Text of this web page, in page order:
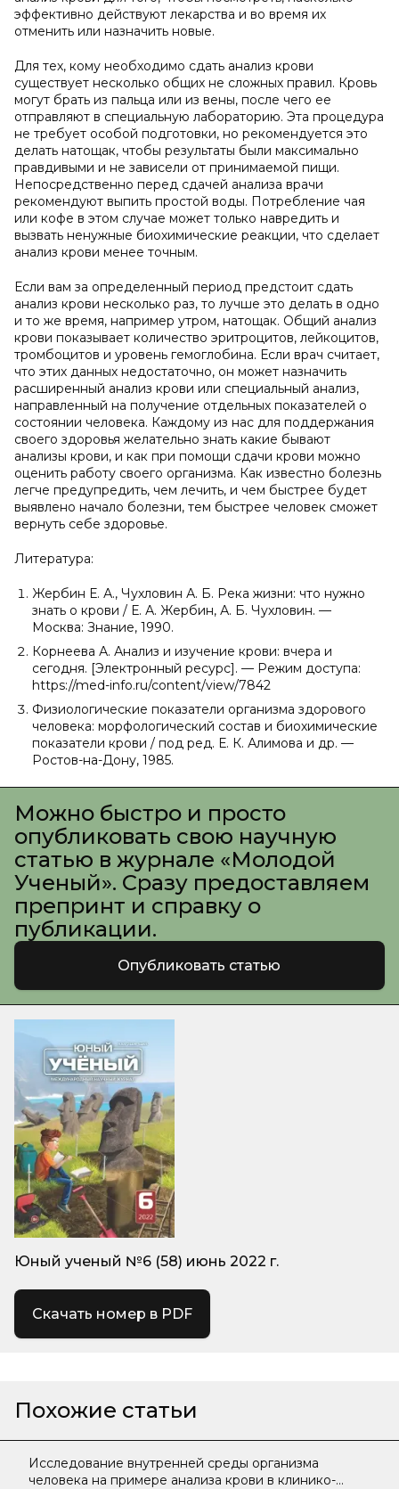
эффективно действуют лекарства и во время их
отменить или назначить новые.
Для тех, кому необходимо сдать анализ крови
существует несколько общих не сложных правил. Кровь
могут брать из пальца или из вены, после чего ее
отправляют в специальную лабораторию. Эта процедура
не требует особой подготовки, но рекомендуется это
делать натощак, чтобы результаты были максимально
правдивыми и не зависели от принимаемой пищи.
Непосредственно перед сдачей анализа врачи
рекомендуют выпить простой воды. Потребление чая
или кофе в этом случае может только навредить и
вызвать ненужные биохимические реакции, что сделает
анализ крови менее точным.
Если вам за определенный период предстоит сдать
анализ крови несколько раз, то лучше это делать в одно
и то же время, например утром, натощак. Общий анализ
крови показывает количество эритроцитов, лейкоцитов,
тромбоцитов и уровень гемоглобина. Если врач считает,
что этих данных недостаточно, он может назначить
расширенный анализ крови или специальный анализ,
направленный на получение отдельных показателей о
состоянии человека. Каждому из нас для поддержания
своего здоровья желательно знать какие бывают
анализы крови, и как при помощи сдачи крови можно
оценить работу своего организма. Как известно болезнь
легче предупредить, чем лечить, и чем быстрее будет
выявлено начало болезни, тем быстрее человек сможет
вернуть себе здоровье.
Литература:
Жербин Е. А., Чухловин А. Б. Река жизни: что нужно
знать о крови / Е. А. Жербин, А. Б. Чухловин. —
Москва: Знание, 1990.
Корнеева А. Анализ и изучение крови: вчера и
сегодня. [Электронный ресурс]. — Режим доступа:
https://med-info.ru/content/view/7842
Физиологические показатели организма здорового
человека: морфологический состав и биохимические
показатели крови / под ред. Е. К. Алимова и др. —
Ростов-на-Дону, 1985.
Можно быстро и просто
опубликовать свою научную
статью в журнале «Молодой
Ученый». Сразу предоставляем
препринт и справку о
публикации.
Опубликовать статью
Юный ученый №6 (58) июнь 2022 г.
Скачать номер в PDF
Похожие статьи
Исследование внутренней среды организма
человека на примере анализа крови в клинико-